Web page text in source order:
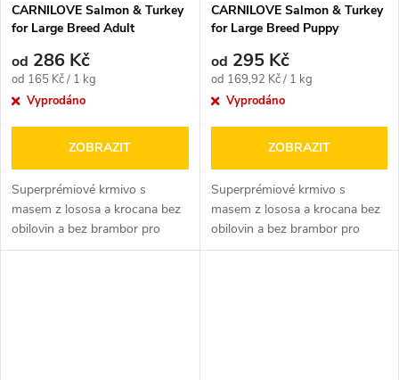
CARNILOVE Salmon & Turkey
for Large Breed Adult
od 286 Kč
Měrná
cena:
od 165 Kč / 1 kg
Vyprodáno
ZOBRAZIT
Superprémiové krmivo s
masem z lososa a krocana bez
obilovin a bez brambor pro
dospělé psy velkých plemen (≤
CARNILOVE Salmon & Turkey
for Large Breed Puppy
od 295 Kč
Měrná
cena:
od 169,92 Kč / 1 kg
Vyprodáno
ZOBRAZIT
Superprémiové krmivo s
masem z lososa a krocana bez
obilovin a bez brambor pro
štěňata velkých plemen (> 25